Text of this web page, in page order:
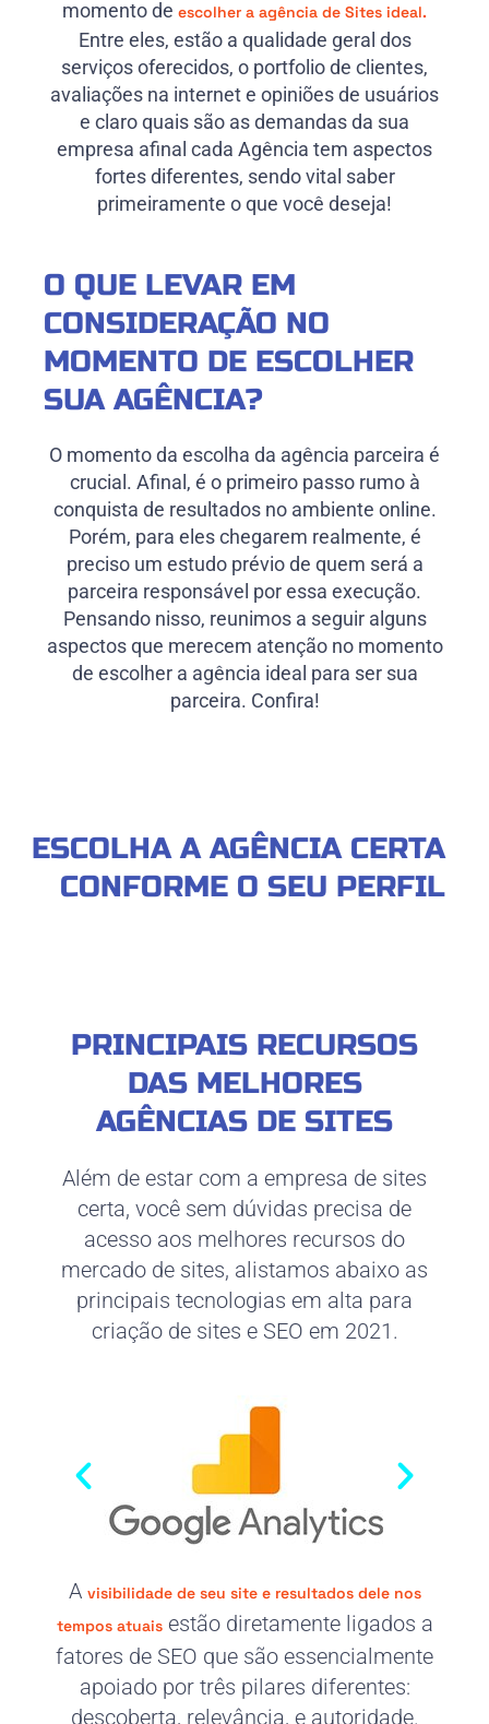
ESCOLHA A AGÊNCIA CERTA
CONFORME O SEU PERFIL
momento de escolher a agência de Sites ideal.
Entre eles, estão a qualidade geral dos
serviços oferecidos, o portfolio de clientes,
avaliações na internet e opiniões de usuários
e claro quais são as demandas da sua
empresa afinal cada Agência tem aspectos
fortes diferentes, sendo vital saber
primeiramente o que você deseja!
O QUE LEVAR EM
CONSIDERAÇÃO NO
MOMENTO DE ESCOLHER
SUA AGÊNCIA?
O momento da escolha da agência parceira é
crucial. Afinal, é o primeiro passo rumo à
conquista de resultados no ambiente online.
Porém, para eles chegarem realmente, é
preciso um estudo prévio de quem será a
parceira responsável por essa execução.
Pensando nisso, reunimos a seguir alguns
aspectos que merecem atenção no momento
de escolher a agência ideal para ser sua
parceira. Confira!
PRINCIPAIS RECURSOS
DAS MELHORES
AGÊNCIAS DE SITES
Além de estar com a empresa de sites
certa, você sem dúvidas precisa de
acesso aos melhores recursos do
mercado de sites, alistamos abaixo as
principais tecnologias em alta para
criação de sites e SEO em 2021.
A visibilidade de seu site e resultados dele nos
tempos atuaisestão diretamente ligados a
fatores de SEO que são essencialmente
apoiado por três pilares diferentes:
descoberta, relevância, e autoridade.